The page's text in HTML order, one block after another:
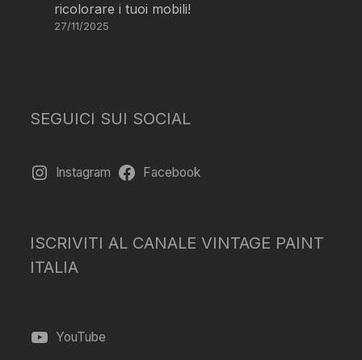
ricolorare i tuoi mobili!
27/11/2025
SEGUICI SUI SOCIAL
Instagram Facebook
ISCRIVITI AL CANALE VINTAGE PAINT
ITALIA
YouTube